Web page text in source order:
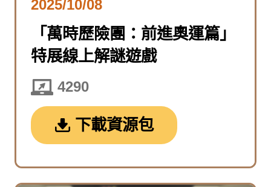
2025/10/08
「萬時歷險團：前進奧運篇」
特展線上解謎遊戲
4290
下載資源包